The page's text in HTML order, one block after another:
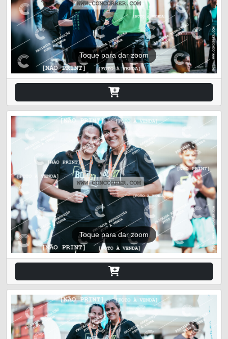
Toque para dar zoom
Toque para dar zoom